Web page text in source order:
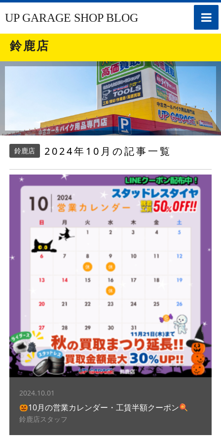
toggle
UP GARAGE SHOP BLOG
鈴鹿店
鈴鹿店 2024年10月の記事一覧
2024.10.01
10月の営業カレンダー・工賃半額クーポン
鈴鹿店スタッフ